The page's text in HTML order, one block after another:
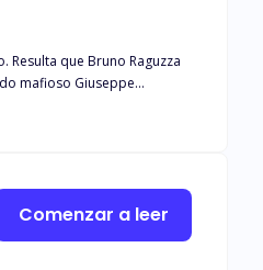
que Bruno Raguzza
mafioso Giuseppe
los Raguzza. A medida
el clan Raguzza? Solo el
Comenzar a leer